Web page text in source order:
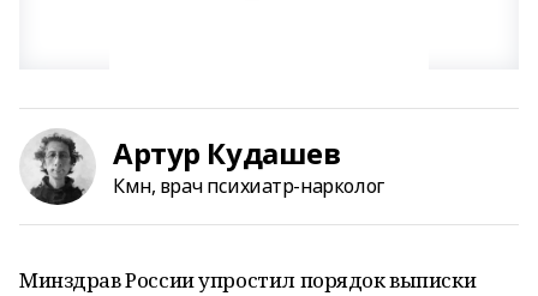
Артур Кудашев
Кмн, врач психиатр-нарколог
Минздрав России упростил порядок выписки